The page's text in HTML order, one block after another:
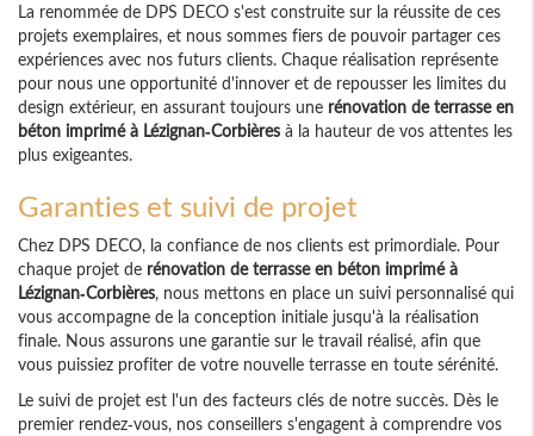
La renommée de DPS DECO s'est construite sur la réussite de ces
projets exemplaires, et nous sommes fiers de pouvoir partager ces
expériences avec nos futurs clients. Chaque réalisation représente
pour nous une opportunité d'innover et de repousser les limites du
design extérieur, en assurant toujours une rénovation de terrasse en
béton imprimé à Lézignan-Corbières à la hauteur de vos attentes les
plus exigeantes.
Garanties et suivi de projet
Chez DPS DECO, la confiance de nos clients est primordiale. Pour
chaque projet de rénovation de terrasse en béton imprimé à
Lézignan-Corbières, nous mettons en place un suivi personnalisé qui
vous accompagne de la conception initiale jusqu'à la réalisation
finale. Nous assurons une garantie sur le travail réalisé, afin que
vous puissiez profiter de votre nouvelle terrasse en toute sérénité.
Le suivi de projet est l'un des facteurs clés de notre succès. Dès le
premier rendez-vous, nos conseillers s'engagent à comprendre vos